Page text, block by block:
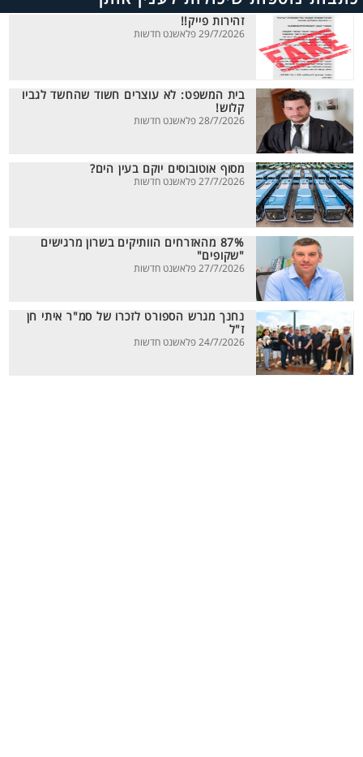
זהירות פייק!!
29/7/2026 פלאשנט חדשות
בית המשפט: לא עוצרים חשוד שהחשד לגביו
קלוש!
28/7/2026 פלאשנט חדשות
מסוף אוטובוסים יוקם בעין הים?
27/7/2026 פלאשנט חדשות
87% מהאזרחים הוותיקים בשרון מרגישים
"שקופים"
27/7/2026 פלאשנט חדשות
נחנך מגרש הספורט לזכרו של סמ"ר איתי חן
ז"ל
24/7/2026 פלאשנט חדשות